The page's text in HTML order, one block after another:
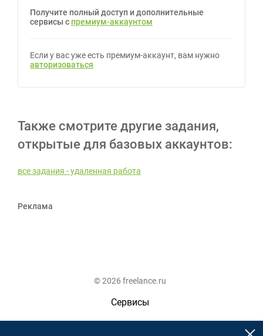
Получите полный доступ и дополнительные
сервисы с премиум-аккаунтом
Если у вас уже есть премиум-аккаунт, вам нужно
авторизоваться
Также смотрите другие задания,
открытые для базовых аккаунтов:
все задания - удаленная работа
Реклама
© 2026 freelance.ru
Сервисы
Помощь